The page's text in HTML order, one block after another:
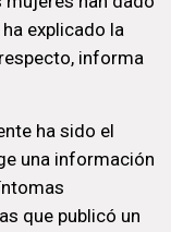
explicado la
informa
ha sido el
una información
que publicó un